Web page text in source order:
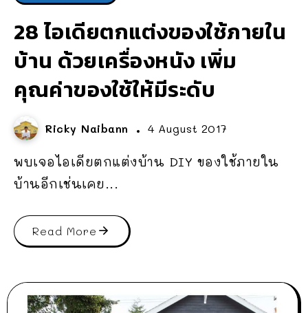
28 ไอเดียตกแต่งของใช้ภายใน
บ้าน ด้วยเครื่องหนัง เพิ่ม
คุณค่าของใช้ให้มีระดับ
Ricky Naibann 4 August 2017
พบเจอไอเดียตกแต่งบ้าน DIY ของใช้ภายใน
บ้านอีกเช่นเคย...
Read More